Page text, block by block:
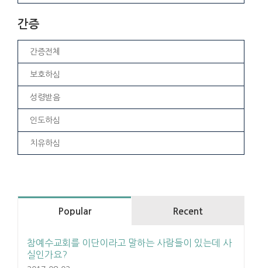
간증
간증전체
보호하심
성령받음
인도하심
치유하심
Popular Recent
참예수교회를 이단이라고 말하는 사람들이 있는데 사
실인가요?